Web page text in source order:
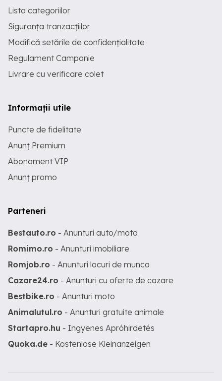
Lista categoriilor
Siguranța tranzacțiilor
Modifică setările de confidențialitate
Regulament Campanie
Livrare cu verificare colet
Informații utile
Puncte de fidelitate
Anunț Premium
Abonament VIP
Anunț promo
Parteneri
Bestauto.ro - Anunturi auto/moto
Romimo.ro - Anunturi imobiliare
Romjob.ro - Anunturi locuri de munca
Cazare24.ro - Anunturi cu oferte de cazare
Bestbike.ro - Anunturi moto
Animalutul.ro - Anunturi gratuite animale
Startapro.hu - Ingyenes Apróhirdetés
Quoka.de - Kostenlose Kleinanzeigen